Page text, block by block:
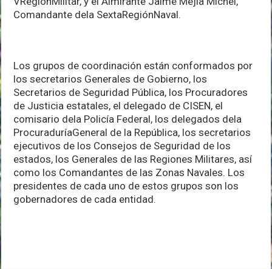
Comandante dela SextaRegiónNaval.
Los grupos de coordinación están conformados por
los secretarios Generales de Gobierno, los
Secretarios de Seguridad Pública, los Procuradores
de Justicia estatales, el delegado de CISEN, el
comisario dela Policía Federal, los delegados dela
ProcuraduríaGeneral de la República, los secretarios
ejecutivos de los Consejos de Seguridad de los
estados, los Generales de las Regiones Militares, así
como los Comandantes de las Zonas Navales. Los
presidentes de cada uno de estos grupos son los
gobernadores de cada entidad.